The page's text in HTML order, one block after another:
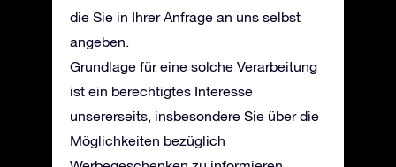
die Sie in Ihrer Anfrage an uns selbst
angeben.
Grundlage für eine solche Verarbeitung
ist ein berechtigtes Interesse
unsererseits, insbesondere Sie über die
Möglichkeiten bezüglich